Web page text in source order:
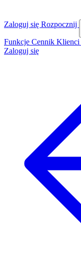
Zaloguj się Rozpocznij
Funkcje Cennik Klienci
Zaloguj się